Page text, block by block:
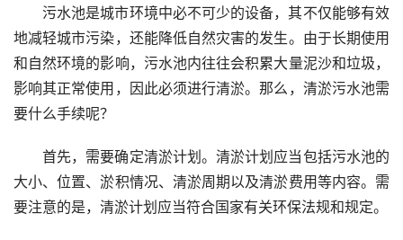
污水池是城市环境中必不可少的设备，其不仅能够有效
地减轻城市污染，还能降低自然灾害的发生。由于长期使用
和自然环境的影响，污水池内往往会积累大量泥沙和垃圾，
影响其正常使用，因此必须进行清淤。那么，清淤污水池需
要什么手续呢？
首先，需要确定清淤计划。清淤计划应当包括污水池的
大小、位置、淤积情况、清淤周期以及清淤费用等内容。需
要注意的是，清淤计划应当符合国家有关环保法规和规定。